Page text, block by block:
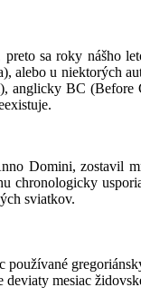
preto sa roky
alebo u niektorých
anglicky BC (Before
Domini,
chronologicky
sviatkov.
používané
mesiac